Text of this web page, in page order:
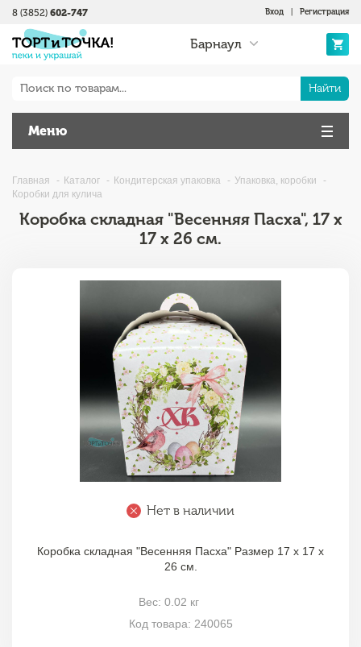
Вход Регистрация
Барнаул
8 (3852) 602-747
Найти
Меню
Главная Каталог Кондитерская упаковка
Упаковка, коробки
Коробки для кулича
Коробка складная "Весенняя Пасха", 17 х
17 х 26 см.
Нет в наличии
Коробка складная "Весенняя Пасха" Размер 17 х 17 х
26 см.
Вес: 0.02 кг
Код товара: 240065